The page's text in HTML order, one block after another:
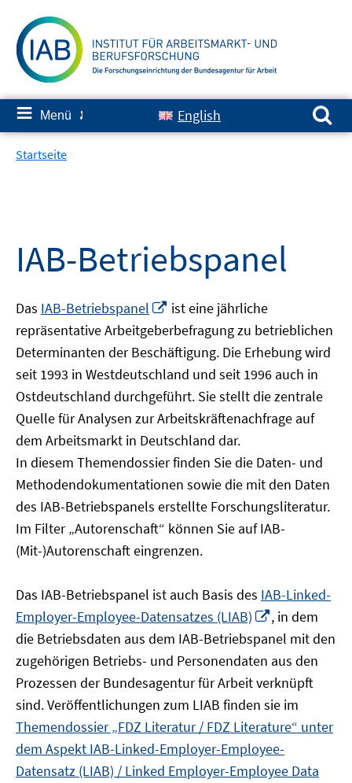
zum
Inhalt
≡ Menü ✘ English
Suchen nach:
Startseite
IAB-Betriebspanel
Das IAB-Betriebspanel
In
neuem
Fenster
öffnen
ist eine jährliche
repräsentative Arbeitgeberbefragung zu betrieblichen
Determinanten der Beschäftigung. Die Erhebung wird
seit 1993 in Westdeutschland und seit 1996 auch in
Ostdeutschland durchgeführt. Sie stellt die zentrale
Quelle für Analysen zur Arbeitskräftenachfrage auf
dem Arbeitsmarkt in Deutschland dar.
In diesem Themendossier finden Sie die Daten- und
Methodendokumentationen sowie die mit den Daten
des IAB-Betriebspanels erstellte Forschungsliteratur.
Im Filter „Autorenschaft“ können Sie auf IAB-
(Mit-)Autorenschaft eingrenzen.
Das IAB-Betriebspanel ist auch Basis des IAB-Linked-
Employer-Employee-Datensatzes (LIAB)
In
neuem
Fenster
öffnen
, in dem
die Betriebsdaten aus dem IAB-Betriebspanel mit den
zugehörigen Betriebs- und Personendaten aus den
Prozessen der Bundesagentur für Arbeit verknüpft
sind. Veröffentlichungen zum LIAB finden sie im
Themendossier „FDZ Literatur / FDZ Literature“ unter
dem Aspekt IAB-Linked-Employer-Employee-
Datensatz (LIAB) / Linked Employer-Employee Data